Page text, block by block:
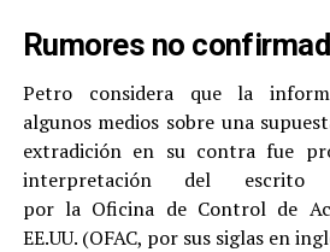
Rumores no
Petro considera que la
algunos medios sobre una
extradición en su contra fue
interpretación del escrito
por la Oficina de Control de
EE.UU. (OFAC, por sus siglas en